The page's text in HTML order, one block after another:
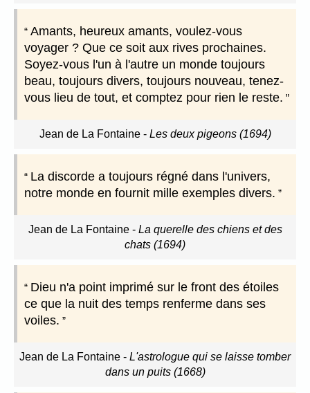
Amants, heureux amants, voulez-vous
voyager ? Que ce soit aux rives prochaines.
Soyez-vous l'un à l'autre un monde toujours
beau, toujours divers, toujours nouveau, tenez-
vous lieu de tout, et comptez pour rien le reste.
Jean de La Fontaine- Les deux pigeons (1694)
La discorde a toujours régné dans l'univers,
notre monde en fournit mille exemples divers.
Jean de La Fontaine- La querelle des chiens et des
chats (1694)
Dieu n'a point imprimé sur le front des étoiles
ce que la nuit des temps renferme dans ses
voiles.
Jean de La Fontaine - L'astrologue qui se laisse tomber
dans un puits (1668)